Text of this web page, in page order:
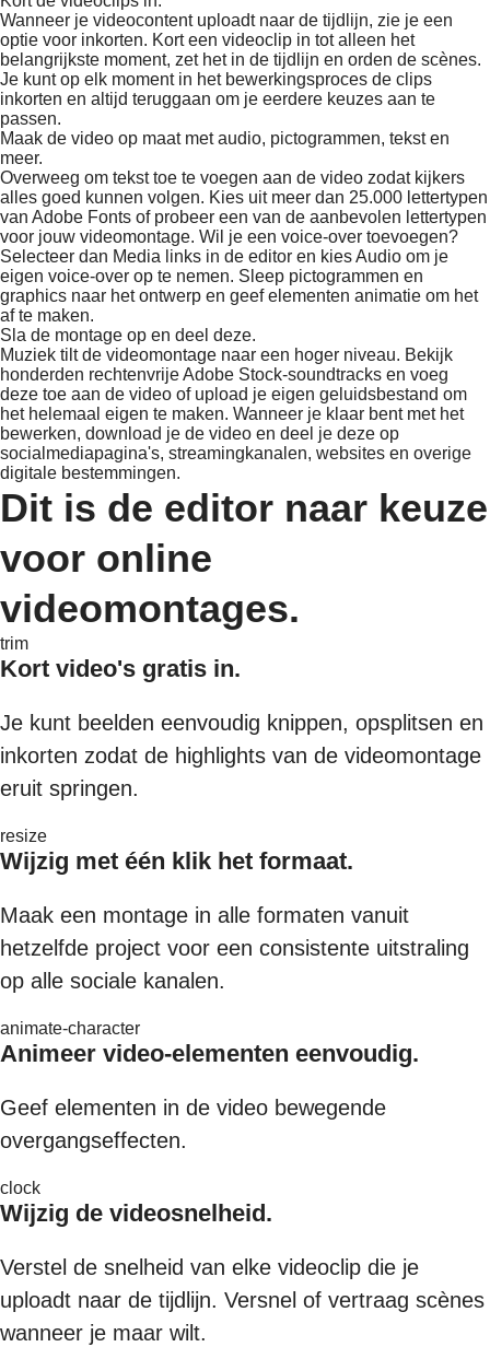
Wanneer je videocontent uploadt naar de tijdlijn, zie je een
optie voor inkorten. Kort een videoclip in tot alleen het
belangrijkste moment, zet het in de tijdlijn en orden de scènes.
Je kunt op elk moment in het bewerkingsproces de clips
inkorten en altijd teruggaan om je eerdere keuzes aan te
passen.
Maak de video op maat met audio, pictogrammen, tekst en
meer.
Overweeg om tekst toe te voegen aan de video zodat kijkers
alles goed kunnen volgen. Kies uit meer dan 25.000 lettertypen
van Adobe Fonts of probeer een van de aanbevolen lettertypen
voor jouw videomontage. Wil je een voice-over toevoegen?
Selecteer dan Media links in de editor en kies Audio om je
eigen voice-over op te nemen. Sleep pictogrammen en
graphics naar het ontwerp en geef elementen animatie om het
af te maken.
Sla de montage op en deel deze.
Muziek tilt de videomontage naar een hoger niveau. Bekijk
honderden rechtenvrije Adobe Stock-soundtracks en voeg
deze toe aan de video of upload je eigen geluidsbestand om
het helemaal eigen te maken. Wanneer je klaar bent met het
bewerken, download je de video en deel je deze op
socialmediapagina's, streamingkanalen, websites en overige
digitale bestemmingen.
Dit is de editor naar keuze
voor online
videomontages.
trim
Kort video's gratis in.
Je kunt beelden eenvoudig knippen, opsplitsen en
inkorten zodat de highlights van de videomontage
eruit springen.
resize
Wijzig met één klik het formaat.
Maak een montage in alle formaten vanuit
hetzelfde project voor een consistente uitstraling
op alle sociale kanalen.
animate-character
Animeer video-elementen eenvoudig.
Geef elementen in de video bewegende
overgangseffecten.
clock
Wijzig de videosnelheid.
Verstel de snelheid van elke videoclip die je
uploadt naar de tijdlijn. Versnel of vertraag scènes
wanneer je maar wilt.